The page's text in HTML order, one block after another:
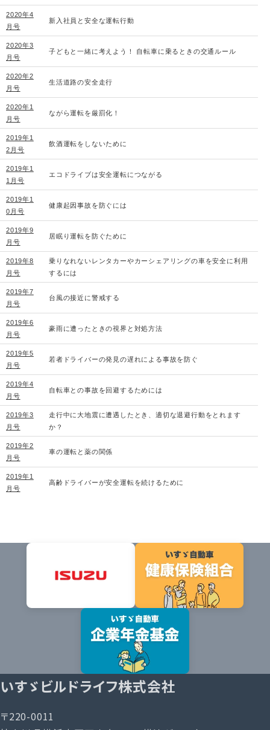
2020年4
月号
新入社員と安全な運転行動
2020年3
月号
子どもと一緒に考えよう！ 自転車に乗るときの交通ルール
2020年2
月号
生活道路の安全走行
2020年1
月号
ながら運転を厳罰化！
2019年1
2月号
飲酒運転をしないために
2019年1
1月号
エコドライブは安全運転につながる
2019年1
0月号
健康起因事故を防ぐには
2019年9
月号
居眠り運転を防ぐために
2019年8
月号
乗りなれないレンタカーやカーシェアリングの車を安全に利用
するには
2019年7
月号
台風の接近に警戒する
2019年6
月号
豪雨に遭ったときの視界と対処方法
2019年5
月号
若者ドライバーの発見の遅れによる事故を防ぐ
2019年4
月号
自転車との事故を回避するためには
2019年3
月号
走行中に大地震に遭遇したとき、適切な退避行動をとれます
か？
2019年2
月号
車の運転と薬の関係
2019年1
月号
高齢ドライバーが安全運転を続けるために
いすゞビルドライフ株式会社
〒220-0011